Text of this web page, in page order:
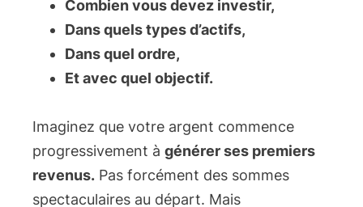
Combien vous devez investir,
Dans quels types d’actifs,
Dans quel ordre,
Et avec quel objectif.
Imaginez que votre argent commence
progressivement à générer ses premiers
revenus. Pas forcément des sommes
spectaculaires au départ. Mais